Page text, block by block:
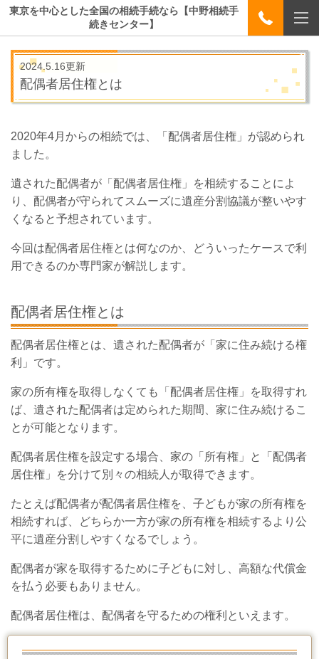
東京を中心とした全国の相続手続なら【中野相続手
続きセンター】
2024.5.16更新
配偶者居住権とは
2020年4月からの相続では、「配偶者居住権」が認められ
ました。
遺された配偶者が「配偶者居住権」を相続することによ
り、配偶者が守られてスムーズに遺産分割協議が整いやす
くなると予想されています。
今回は配偶者居住権とは何なのか、どういったケースで利
用できるのか専門家が解説します。
配偶者居住権とは
配偶者居住権とは、遺された配偶者が「家に住み続ける権
利」です。
家の所有権を取得しなくても「配偶者居住権」を取得すれ
ば、遺された配偶者は定められた期間、家に住み続けるこ
とが可能となります。
配偶者居住権を設定する場合、家の「所有権」と「配偶者
居住権」を分けて別々の相続人が取得できます。
たとえば配偶者が配偶者居住権を、子どもが家の所有権を
相続すれば、どちらか一方が家の所有権を相続するより公
平に遺産分割しやすくなるでしょう。
配偶者が家を取得するために子どもに対し、高額な代償金
を払う必要もありません。
配偶者居住権は、配偶者を守るための権利といえます。